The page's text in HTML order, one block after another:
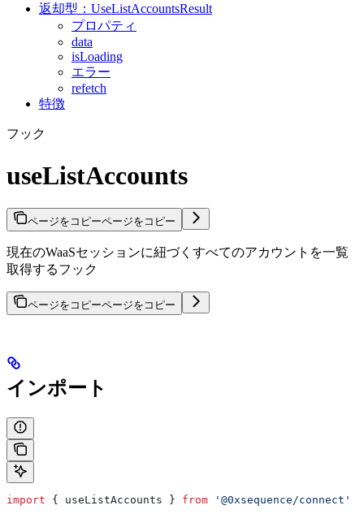
返却型：UseListAccountsResult
プロパティ
data
isLoading
エラー
refetch
特徴
フック
useListAccounts
ページをコピーページをコピー
現在のWaaSセッションに紐づくすべてのアカウントを一覧
取得するフック
ページをコピーページをコピー
インポート
import { useListAccounts } from '@0xsequence/connect'